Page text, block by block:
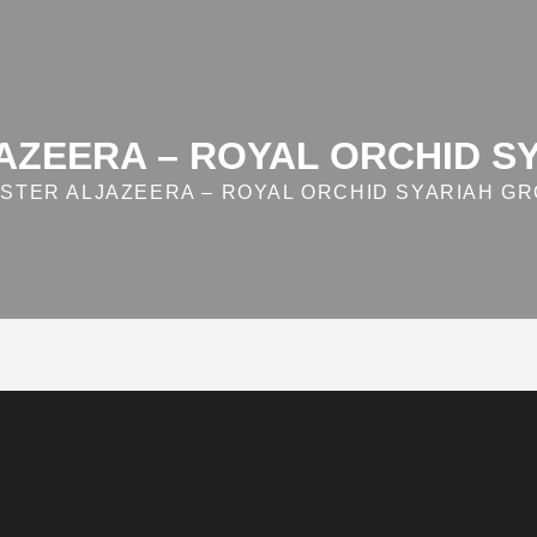
– ROYAL ORCHID
ALJAZEERA – ROYAL ORCHID SYARIAH